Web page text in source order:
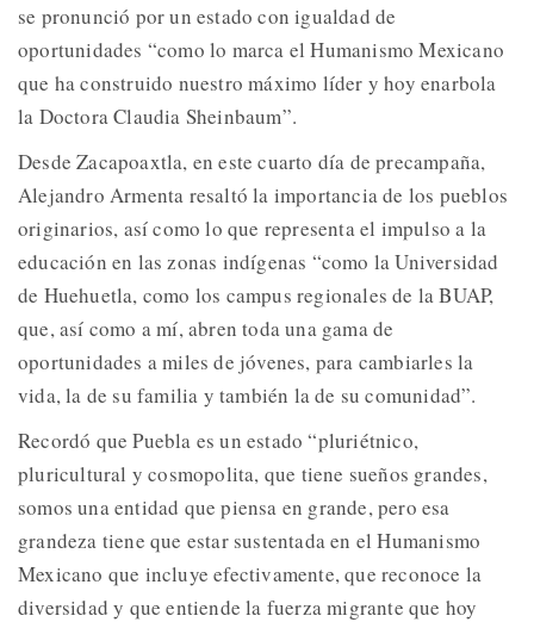
se pronunció por un estado con igualdad de
oportunidades “como lo marca el Humanismo Mexicano
que ha construido nuestro máximo líder y hoy enarbola
la Doctora Claudia Sheinbaum”.
Desde Zacapoaxtla, en este cuarto día de precampaña,
Alejandro Armenta resaltó la importancia de los pueblos
originarios, así como lo que representa el impulso a la
educación en las zonas indígenas “como la Universidad
de Huehuetla, como los campus regionales de la BUAP,
que, así como a mí, abren toda una gama de
oportunidades a miles de jóvenes, para cambiarles la
vida, la de su familia y también la de su comunidad”.
Recordó que Puebla es un estado “pluriétnico,
pluricultural y cosmopolita, que tiene sueños grandes,
somos una entidad que piensa en grande, pero esa
grandeza tiene que estar sustentada en el Humanismo
Mexicano que incluye efectivamente, que reconoce la
diversidad y que entiende la fuerza migrante que hoy